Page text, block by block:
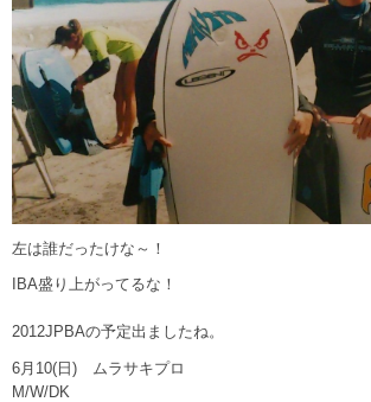
左は誰だったけな～！
IBA盛り上がってるな！
2012JPBAの予定出ましたね。
6月10(日) ムラサキプロ
M/W/DK